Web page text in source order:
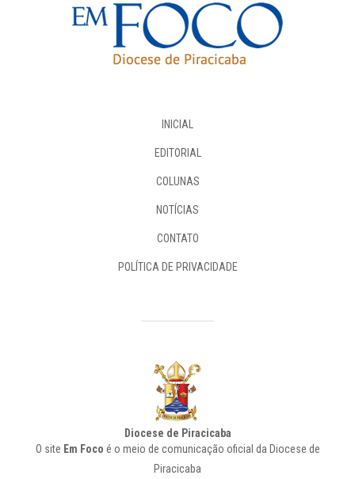
INICIAL
EDITORIAL
COLUNAS
NOTÍCIAS
CONTATO
POLÍTICA DE PRIVACIDADE
Diocese de Piracicaba
O site Em Foco é o meio de comunicação oficial da Diocese de
Piracicaba